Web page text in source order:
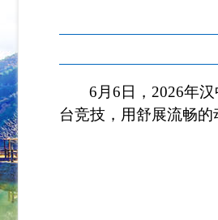
6月6日，2026年
台竞技，用舒展流畅的